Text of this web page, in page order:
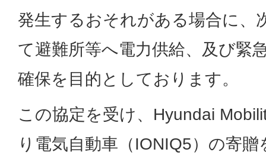
発生するおそれがある場合に、
て避難所等へ電力供給、及び緊
確保を目的としております。
この協定を受け、Hyundai
り電気自動車（IONIQ5）の寄